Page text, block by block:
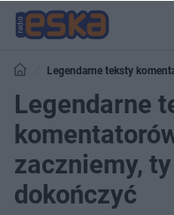
Legendarne teksty
dokończyć
Legendarne
zaczniemy,
dokończyć